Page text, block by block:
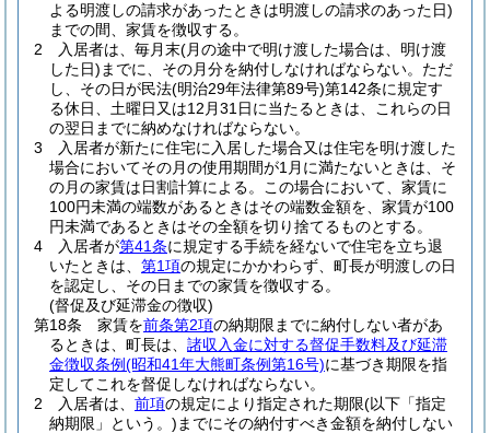
よる明渡しの請求があったときは明渡しの請求のあった日)
までの間、家賃を徴収する。
2
入居者は、毎月末(月の途中で明け渡した場合は、明け渡
した日) までに、その月分を納付しなければならない。 ただ
し、その日が民法(明治29年法律第89号)第142条に規定す
る休日、土曜日又は12月31日に当たるときは、これらの日
の翌日までに納めなければならない。
3
入居者が新たに住宅に入居した場合又は住宅を明け渡した
場合においてその月の使用期間が1月に満たないときは、そ
の月の家賃は日割計算による。
この場合において、家賃に
100円未満の端数があるときはその端数金額を、家賃が100
円未満であるときはその全額を切り捨てるものとする。
4
入居者が第41条に規定する手続を経ないで住宅を立ち退
いたときは、 第1項の規定にかかわらず、町長が明渡しの日
を認定し、その日までの家賃を徴収する。
(督促及び延滞金の徴収)
第18条
家賃を前条第2項の納期限までに納付しない者があ
るときは、町長は、 諸収入金に対する督促手数料及び延滞
金徴収条例(昭和41年大熊町条例第16号)に基づき期限を指
定してこれを督促しなければならない。
2
入居者は、 前項の規定により指定された期限(以下「指定
納期限」という。) までにその納付すべき金額を納付しない